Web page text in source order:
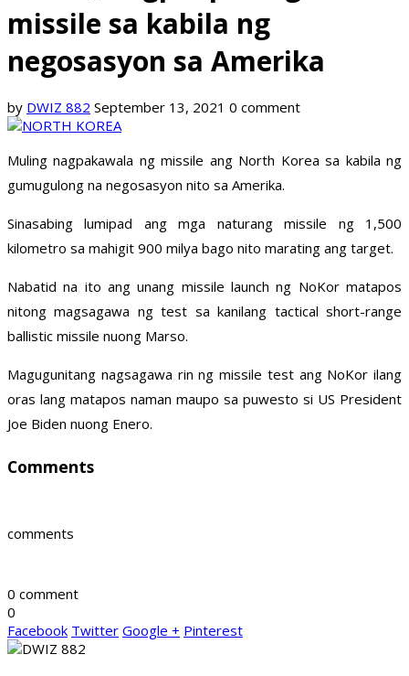
missile sa kabila ng
negosasyon sa Amerika
by DWIZ 882 September 13, 2021 0 comment
Muling nagpakawala ng missile ang North Korea sa kabila ng
gumugulong na negosasyon nito sa Amerika.
Sinasabing lumipad ang mga naturang missile ng 1,500
kilometro sa mahigit 900 milya bago nito marating ang target.
Nabatid na ito ang unang missile launch ng NoKor matapos
nitong magsagawa ng test sa kanilang tactical short-range
ballistic missile nuong Marso.
Magugunitang nagsagawa rin ng missile test ang NoKor ilang
oras lang matapos naman maupo sa puwesto si US President
Joe Biden nuong Enero.
Comments
comments
0 comment
0
Facebook Twitter Google + Pinterest